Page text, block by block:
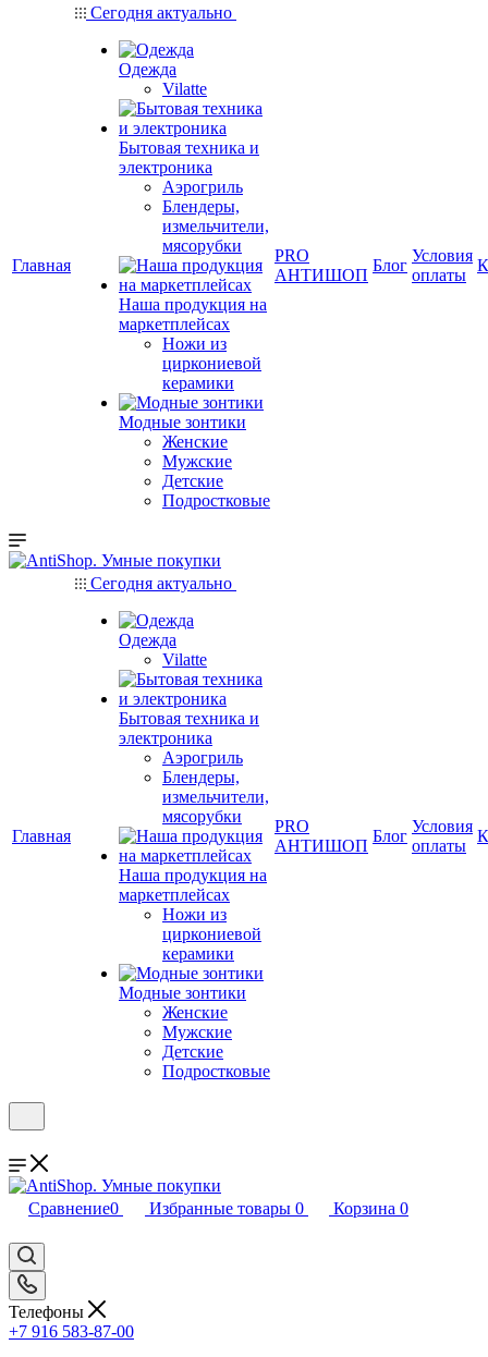
Главная
Сегодня актуально
Одежда
Vilatte
Бытовая техника и
электроника
Аэрогриль
Блендеры,
измельчители,
мясорубки
Наша продукция на
маркетплейсах
Ножи из
циркониевой
керамики
Модные зонтики
Женские
Мужские
Детские
Подростковые
PRO
АНТИШОП
Блог
Условия
оплаты
Главная
Сегодня актуально
Одежда
Vilatte
Бытовая техника и
электроника
Аэрогриль
Блендеры,
измельчители,
мясорубки
Наша продукция на
маркетплейсах
Ножи из
циркониевой
керамики
Модные зонтики
Женские
Мужские
Детские
Подростковые
PRO
АНТИШОП
Блог
Условия
оплаты
Сравнение0 Избранные товары 0 Корзина 0
Телефоны
+7 916 583-87-00